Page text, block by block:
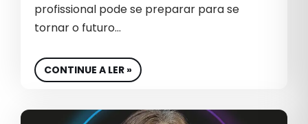
LIDERANÇA ESTRATÉGICA
LIDERANÇA NO MERCADO
LIDERANÇA OUVINTE
LINKEDIN
profissional pode se preparar para se
tornar o futuro…
CONTINUE A LER »